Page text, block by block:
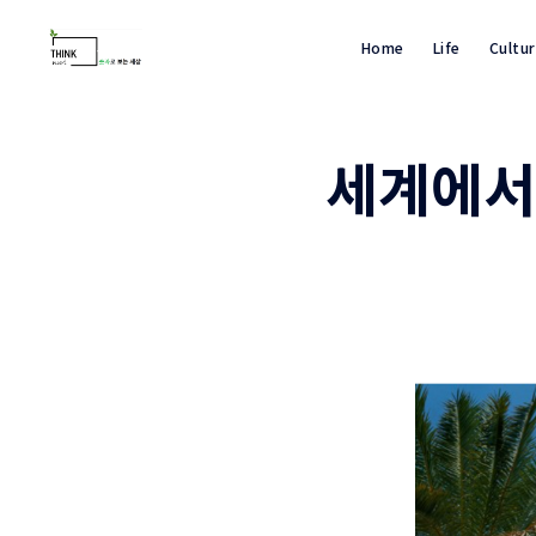
Home Life
세계에